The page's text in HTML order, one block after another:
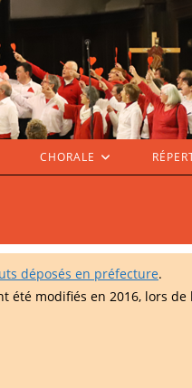
CHORALE
déposés en préfecture.
été modifiés en 2016, lors